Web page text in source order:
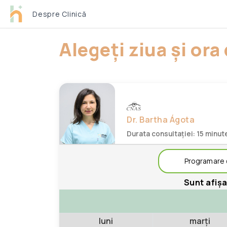
Despre Clinică
Alegeți ziua și
Dr. Bartha Ágota
Durata consultației: 15
Programare
Sunt
luni marți